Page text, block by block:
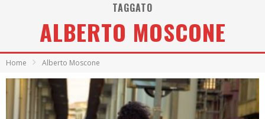
TAGGATO
ALBERTO MOSCONE
Home Alberto Moscone